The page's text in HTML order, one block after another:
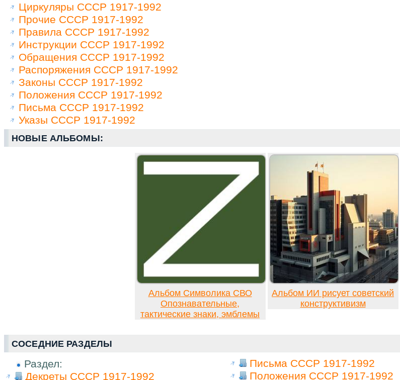
Циркуляры СССР 1917-1992
Прочие СССР 1917-1992
Правила СССР 1917-1992
Инструкции СССР 1917-1992
Обращения СССР 1917-1992
Распоряжения СССР 1917-1992
Законы СССР 1917-1992
Положения СССР 1917-1992
Письма СССР 1917-1992
Указы СССР 1917-1992
НОВЫЕ АЛЬБОМЫ:
Альбом Символика СВО
Опознавательные,
тактические знаки, эмблемы
Альбом ИИ рисует советский
конструктивизм
СОСЕДНИЕ РАЗДЕЛЫ
Раздел:
Декреты СССР 1917-1992
Письма СССР 1917-1992
Положения СССР 1917-1992